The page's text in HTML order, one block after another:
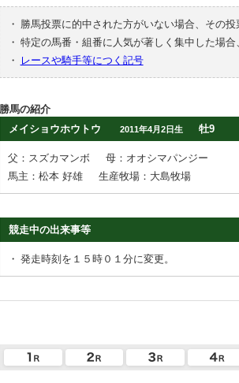
・ 勝馬投票に的中された方がいない場合、その
・ 特定の馬番・組番に人気が著しく集中した場合
・
レースや騎手等につく記号
勝馬の紹介
メイショウホウトウ
2011年4月2日生 牡9
父：スズカマンボ
母：オオシマパンジー
馬主：松本 好雄
生産牧場：大島牧場
競走中の出来事等
・ 発走時刻を１５時０１分に変更。